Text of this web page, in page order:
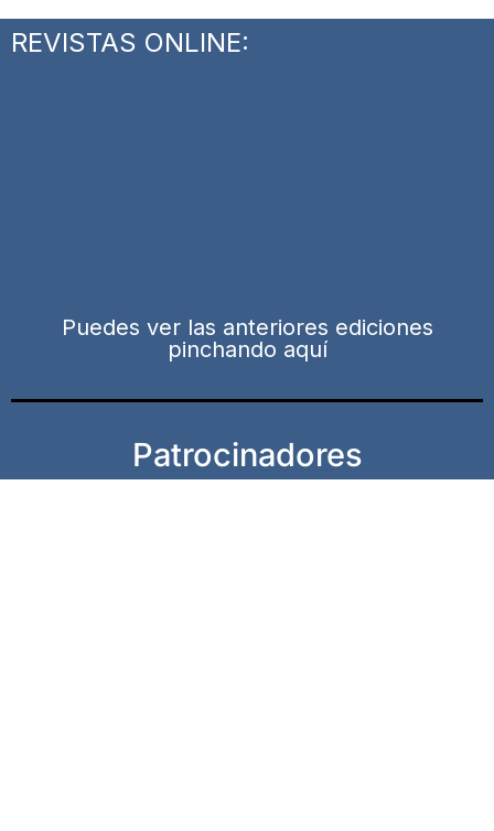
REVISTAS ONLINE:
Puedes ver las anteriores ediciones
pinchando aquí
Patrocinadores